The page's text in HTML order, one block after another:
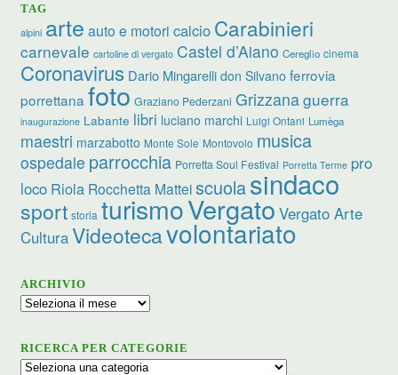
TAG
alpini arte auto e motori calcio Carabinieri
carnevale cartoline di vergato Castel d’Aiano Cereglio cinema
Coronavirus Dario Mingarelli don Silvano ferrovia
porrettana foto Graziano Pederzani Grizzanaguerra
inaugurazione Labante libri luciano marchi Luigi Ontani Lumèga
maestri marzabotto Monte Sole Montovolo musica
ospedale parrocchia Porretta Soul Festival Porretta Terme pro
loco Riola Rocchetta Matteiscuolasindaco
sport storia turismoVergato Vergato Arte
CulturaVideotecavolontariato
ARCHIVIO
Archivio
RICERCA PER CATEGORIE
Ricerca